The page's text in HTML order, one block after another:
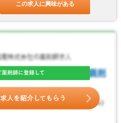
この求人に興味がある